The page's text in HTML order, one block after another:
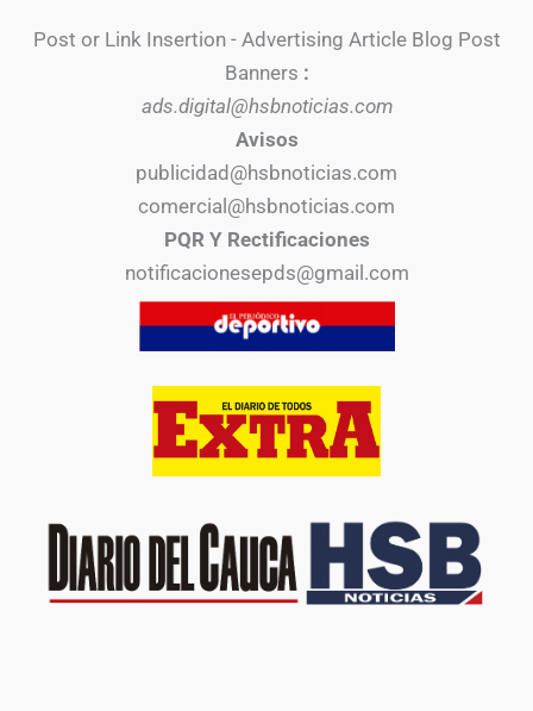
Post or Link Insertion - Advertising Article Blog Post
Banners :
ads.digital@hsbnoticias.com
Avisos
publicidad@hsbnoticias.com
comercial@hsbnoticias.com
PQR Y Rectificaciones
notificacionesepds@gmail.com